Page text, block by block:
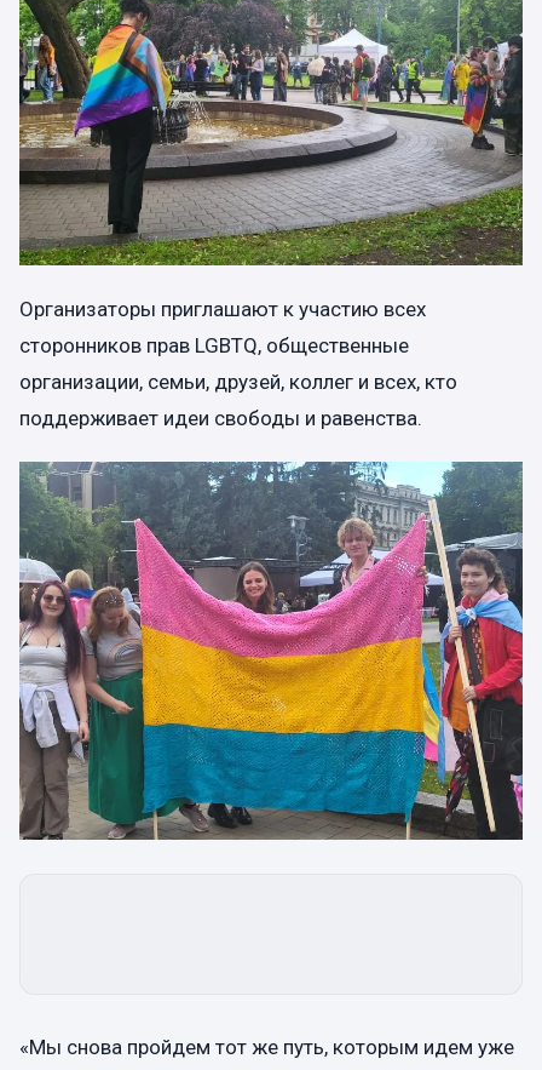
Организаторы приглашают к участию всех
сторонников прав LGBTQ, общественные
организации, семьи, друзей, коллег и всех, кто
поддерживает идеи свободы и равенства.
«Мы снова пройдем тот же путь, которым идем уже